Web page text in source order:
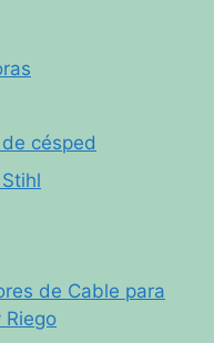
césped
de Cable para